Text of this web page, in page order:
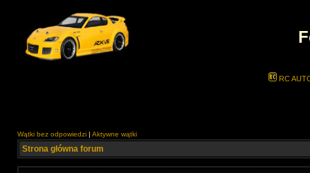
RC
Wątki bez odpowiedzi | Aktywne wątki
Strona główna forum